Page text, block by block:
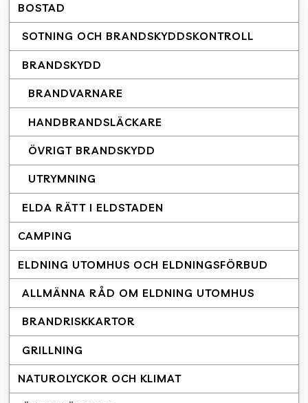
BOSTAD
SOTNING OCH BRANDSKYDDSKONTROLL
BRANDSKYDD
BRANDVARNARE
HANDBRANDSLÄCKARE
ÖVRIGT BRANDSKYDD
UTRYMNING
ELDA RÄTT I ELDSTADEN
CAMPING
ELDNING UTOMHUS OCH ELDNINGSFÖRBUD
ALLMÄNNA RÅD OM ELDNING UTOMHUS
BRANDRISKKARTOR
GRILLNING
NATUROLYCKOR OCH KLIMAT